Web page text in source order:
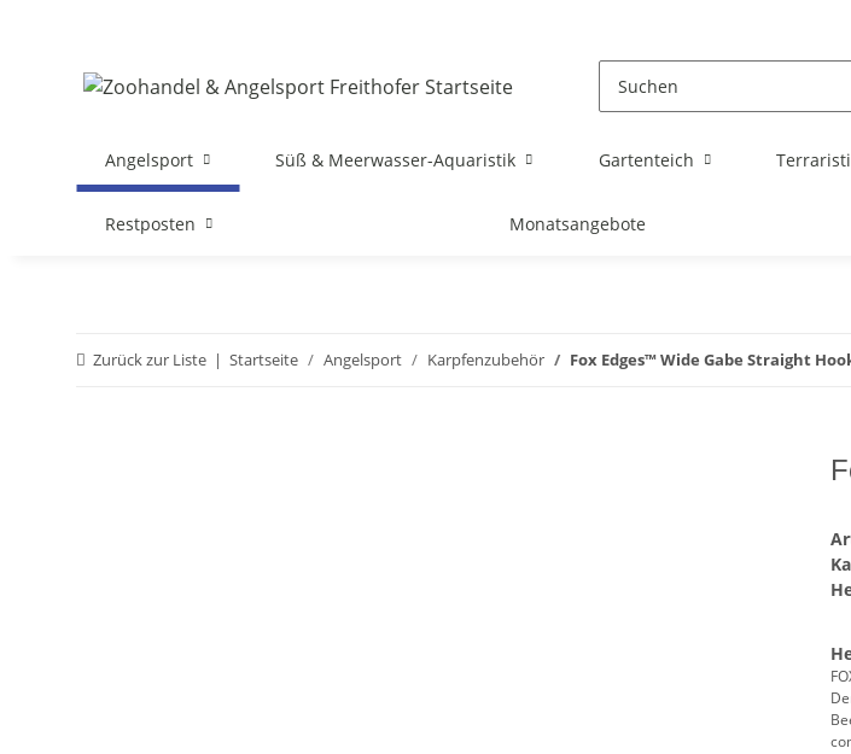
Angelsport Süß & Meerwasser-Aquaristik Gartenteich
Restposten Monatsangebote
Zurück zur Liste Startseite Angelsport Karpfenzubehör Fox Edges™ Wide Gabe Straight